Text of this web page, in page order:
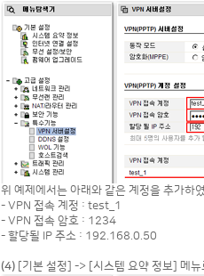
위 예제에서는 아래와 같은 계정을 추가하
- VPN 접속 계정 : test_1
- VPN 접속 암호 : 1234
- 할당될 IP 주소 : 192.168.0.50
(4) [기본 설정] -> [시스템 요약 정보] 메